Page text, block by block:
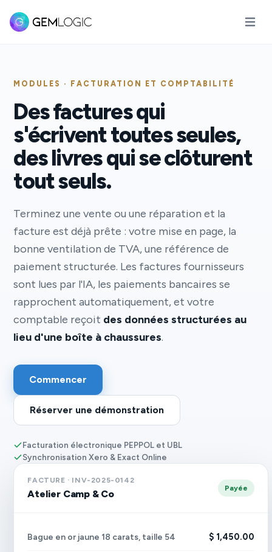
Ouvrir
MODULES · FACTURATION ET COMPTABILITÉ
Des factures qui
s'écrivent toutes seules,
des livres qui se clôturent
tout seuls.
Terminez une vente ou une réparation et la
facture est déjà prête : votre mise en page, la
bonne ventilation de TVA, une référence de
paiement structurée. Les factures fournisseurs
sont lues par l'IA, les paiements bancaires se
rapprochent automatiquement, et votre
comptable reçoit des données structurées au
lieu d'une boîte à chaussures.
Commencer
Réserver une démonstration
Facturation électronique PEPPOL et UBL
Synchronisation Xero & Exact Online
FACTURE · INV-2025-0142
Atelier Camp & Co Payée
Bague en or jaune 18 carats, taille 54 $ 1,450.00